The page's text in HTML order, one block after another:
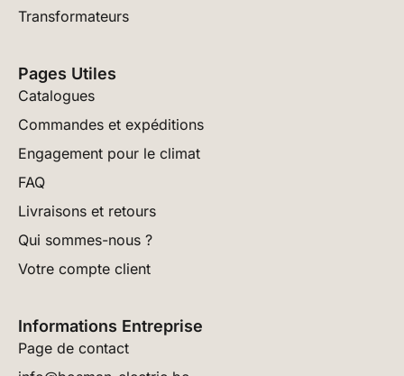
Transformateurs
Pages Utiles
Catalogues
Commandes et expéditions
Engagement pour le climat
FAQ
Livraisons et retours
Qui sommes-nous ?
Votre compte client
Informations Entreprise
Page de contact